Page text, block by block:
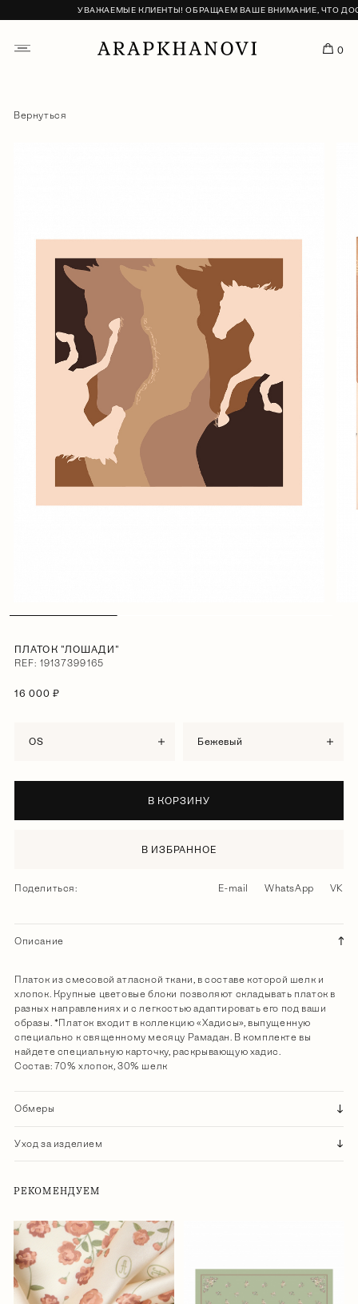
УВАЖАЕМЫЕ КЛИЕНТЫ! ОБРАЩАЕМ ВАШЕ ВНИМАНИЕ, ЧТО
0
Вернуться
ПЛАТОК "ЛОШАДИ"
REF: 19137399165
16 000 ₽
OS бежевый
В КОРЗИНУ
В ИЗБРАННОЕ
Поделиться: E-mail WhatsApp VK
Описание
Платок из смесовой атласной ткани, в составе которой шелк и
хлопок. Крупные цветовые блоки позволяют складывать платок в
разных направлениях и с легкостью адаптировать его под ваши
образы. *Платок входит в коллекцию «Хадисы», выпущенную
специально к священному месяцу Рамадан. В комплекте вы
найдете специальную карточку, раскрывающую хадис.
Состав: 70% хлопок, 30% шелк
Обмеры
Уход за изделием
РЕКОМЕНДУЕМ